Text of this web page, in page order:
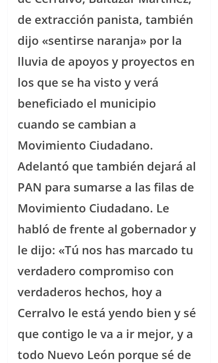
de extracción panista, también
dijo «sentirse naranja» por la
lluvia de apoyos y proyectos en
los que se ha visto y verá
beneficiado el municipio
cuando se cambian a
Movimiento Ciudadano.
Adelantó que también dejará al
PAN para sumarse a las filas de
Movimiento Ciudadano. Le
habló de frente al gobernador y
le dijo: «Tú nos has marcado tu
verdadero compromiso con
verdaderos hechos, hoy a
Cerralvo le está yendo bien y sé
que contigo le va a ir mejor, y a
todo Nuevo León porque sé de